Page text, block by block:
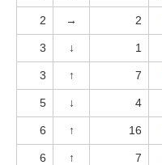
2 → 2
3 ↓ 1
3 ↑ 7
5 ↓ 4
6 ↑ 16
6 ↑ 7